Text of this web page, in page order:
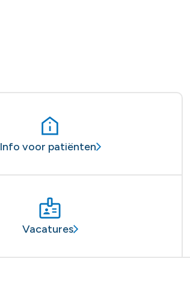
Info voor patiënten
Vacatures